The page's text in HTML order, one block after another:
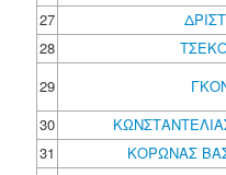
27
28
29
30
31
ΚΟΡΩΝΑΣ